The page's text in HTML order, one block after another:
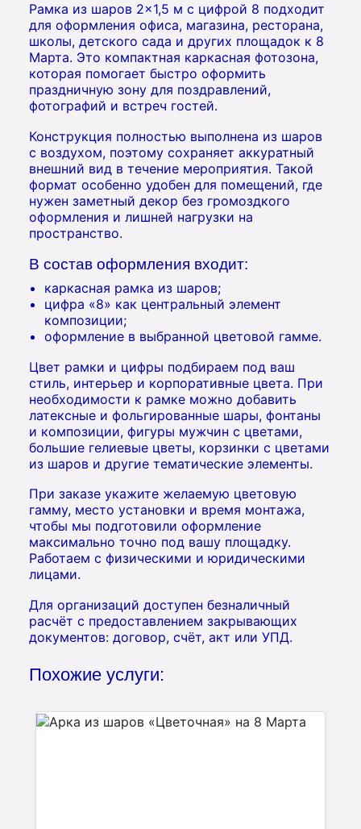
Рамка из шаров 2×1,5 м с цифрой 8 подходит
для оформления офиса, магазина, ресторана,
школы, детского сада и других площадок к 8
Марта. Это компактная каркасная фотозона,
которая помогает быстро оформить
праздничную зону для поздравлений,
фотографий и встреч гостей.
Конструкция полностью выполнена из шаров
с воздухом, поэтому сохраняет аккуратный
внешний вид в течение мероприятия. Такой
формат особенно удобен для помещений, где
нужен заметный декор без громоздкого
оформления и лишней нагрузки на
пространство.
В состав оформления входит:
каркасная рамка из шаров;
цифра «8» как центральный элемент
композиции;
оформление в выбранной цветовой гамме.
Цвет рамки и цифры подбираем под ваш
стиль, интерьер и корпоративные цвета. При
необходимости к рамке можно добавить
латексные и фольгированные шары, фонтаны
и композиции, фигуры мужчин с цветами,
большие гелиевые цветы, корзинки с цветами
из шаров и другие тематические элементы.
При заказе укажите желаемую цветовую
гамму, место установки и время монтажа,
чтобы мы подготовили оформление
максимально точно под вашу площадку.
Работаем с физическими и юридическими
лицами.
Для организаций доступен безналичный
расчёт с предоставлением закрывающих
документов: договор, счёт, акт или УПД.
Похожие услуги: